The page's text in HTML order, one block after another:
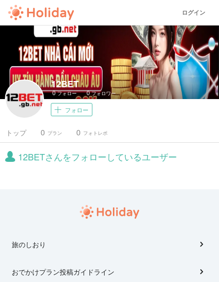
ログイン
12BET
0フォロー 0フォロワー
フォロー
トップ プラン
0 フォトレポ
0
12BETさんをフォローしているユーザー
旅のしおり
おでかけプラン投稿ガイドライン